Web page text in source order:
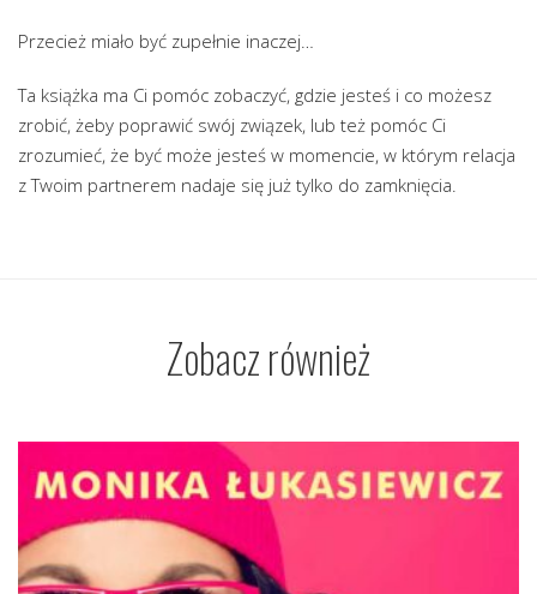
Przecież miało być zupełnie inaczej…
Ta książka ma Ci pomóc zobaczyć, gdzie jesteś i co możesz
zrobić, żeby poprawić swój związek, lub też pomóc Ci
zrozumieć, że być może jesteś w momencie, w którym relacja
z Twoim partnerem nadaje się już tylko do zamknięcia.
Zobacz również